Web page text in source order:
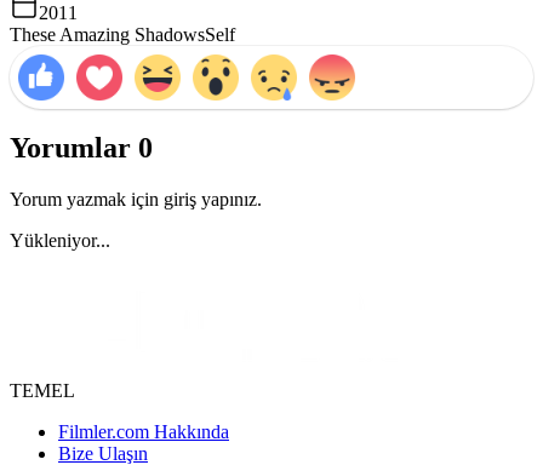
2011
These Amazing ShadowsSelf
Yorumlar 0
Yorum yazmak için giriş yapınız.
Yükleniyor...
TEMEL
Filmler.com Hakkında
Bize Ulaşın